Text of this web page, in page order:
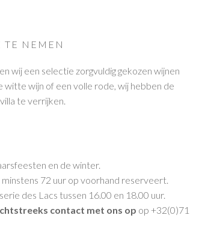
TE NEMEN
wij een selectie zorgvuldig gekozen wijnen
witte wijn of een volle rode, wij hebben de
te verrijken.
en de winter.
72 uur op voorhand reserveert.
des Lacs tussen 16.00 en 18.00 uur.
contact met ons op op +32(0)71